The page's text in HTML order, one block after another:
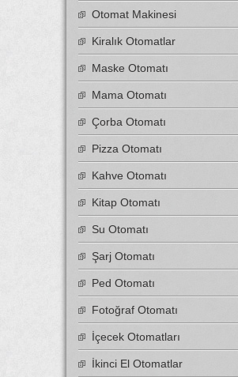
Otomat Makinesi
Kiralık Otomatlar
Maske Otomatı
Mama Otomatı
Çorba Otomatı
Pizza Otomatı
Kahve Otomatı
Kitap Otomatı
Su Otomatı
Şarj Otomatı
Ped Otomatı
Fotoğraf Otomatı
İçecek Otomatları
İkinci El Otomatlar